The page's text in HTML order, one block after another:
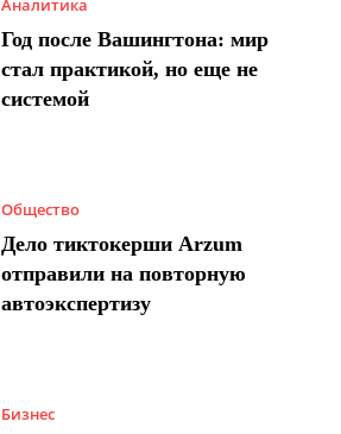
Аналитика
Год после Вашингтона: мир
стал практикой, но еще не
системой
Общество
Дело тиктокерши Arzum
отправили на повторную
автоэкспертизу
Бизнес